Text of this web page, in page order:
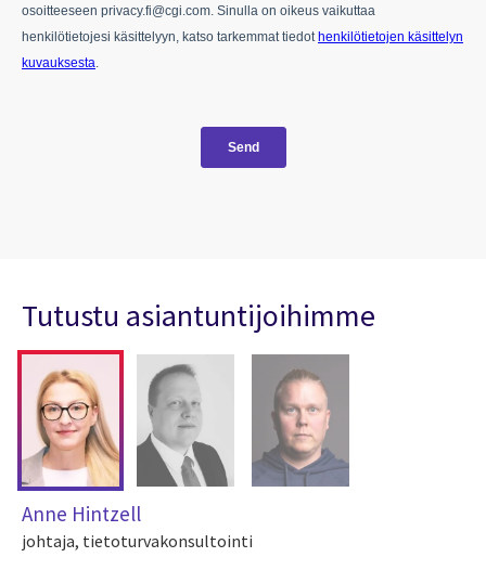
Tutustu asiantuntijoihimme
Anne Hintzell
johtaja, tietoturvakonsultointi